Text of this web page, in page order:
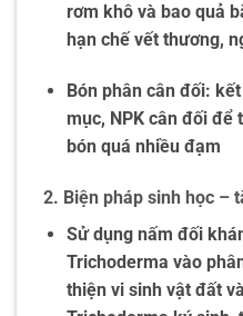
rơm khô và bao quả
hạn chế vết thương,
Bón phân cân đối:
mục, NPK cân đối để
bón quá nhiều đạm
2. Biện pháp sinh học –
Sử dụng nấm đối
Trichoderma vào
thiện vi sinh vật đất